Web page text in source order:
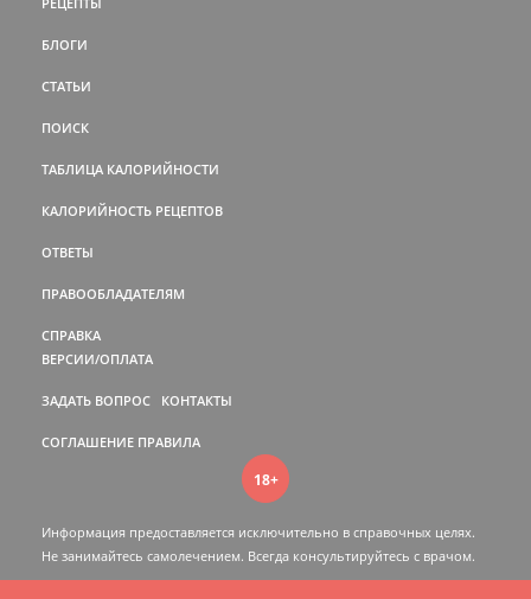
БЛОГИ
СТАТЬИ
ПОИСК
ТАБЛИЦА КАЛОРИЙНОСТИ
КАЛОРИЙНОСТЬ РЕЦЕПТОВ
ОТВЕТЫ
ПРАВООБЛАДАТЕЛЯМ
СПРАВКА
ВЕРСИИ/ОПЛАТА
ЗАДАТЬ ВОПРОС КОНТАКТЫ
СОГЛАШЕНИЕ ПРАВИЛА
18+
Информация предоставляется исключительно в справочных целях.
Не занимайтесь самолечением. Всегда консультируйтесь c врачом.